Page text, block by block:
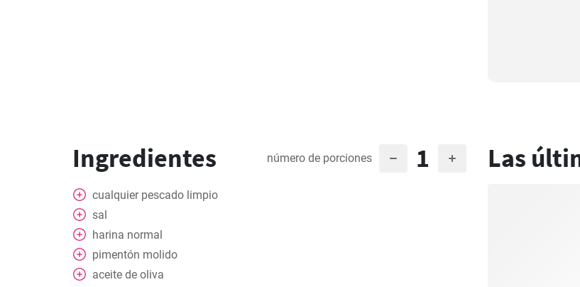
Ingredientes número de porciones 1
cualquier pescado limpio
sal
harina normal
pimentón molido
aceite de oliva
Las